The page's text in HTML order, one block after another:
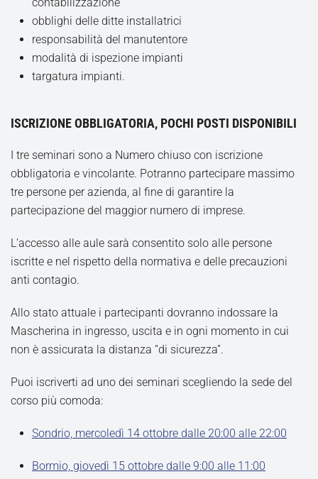
obblighi delle ditte installatrici
responsabilità del manutentore
modalità di ispezione impianti
targatura impianti.
ISCRIZIONE OBBLIGATORIA, POCHI POSTI DISPONIBILI
I tre seminari sono a Numero chiuso con iscrizione
obbligatoria e vincolante. Potranno partecipare massimo
tre persone per azienda, al fine di garantire la
partecipazione del maggior numero di imprese.
L’accesso alle aule sarà consentito solo alle persone
iscritte e nel rispetto della normativa e delle precauzioni
anti contagio.
Allo stato attuale i partecipanti dovranno indossare la
Mascherina in ingresso, uscita e in ogni momento in cui
non è assicurata la distanza “di sicurezza”.
Puoi iscriverti ad uno dei seminari scegliendo la sede del
corso più comoda:
Sondrio, mercoledì 14 ottobre dalle 20:00 alle 22:00
Bormio, giovedì 15 ottobre dalle 9:00 alle 11:00